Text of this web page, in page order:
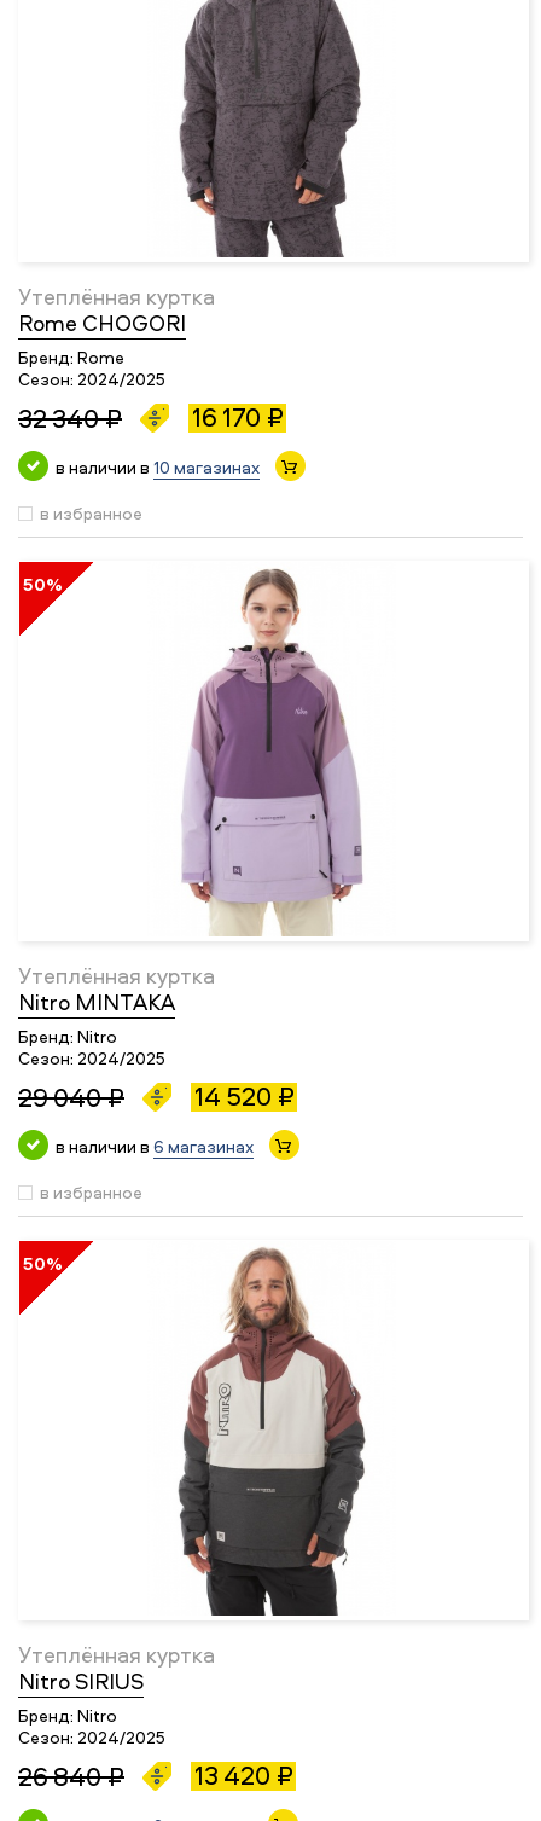
Утеплённая куртка
Rome CHOGORI
Бренд: Rome
Сезон: 2024/2025
32 340 ₽ 16 170 ₽
в наличии в 10 магазинах
в избранное
50%
Утеплённая куртка
Nitro MINTAKA
Бренд: Nitro
Сезон: 2024/2025
29 040 ₽ 14 520 ₽
в наличии в 6 магазинах
в избранное
50%
Утеплённая куртка
Nitro SIRIUS
Бренд: Nitro
Сезон: 2024/2025
26 840 ₽ 13 420 ₽